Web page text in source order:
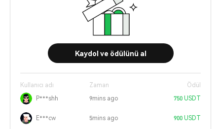
Kaydol ve ödülünü al
Kullanıcı adı Zaman
Ödül
P***shh
9mins ago 750 USDT
E***cw 5mins ago 900 USDT